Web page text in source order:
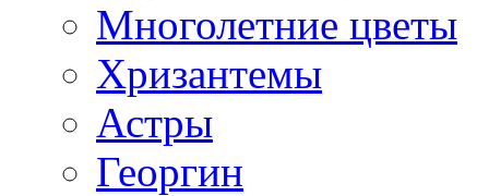
Многолетние цветы
Хризантемы
Астры
Георгин